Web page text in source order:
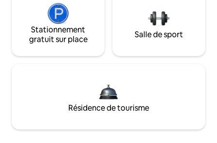
Stationnement
gratuit sur place
Salle de sport
Résidence de tourisme